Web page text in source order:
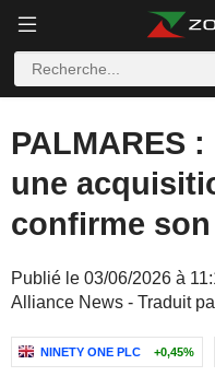
PALMARES
une
confirme
Publié le 03/06/2026 à
Alliance News - Traduit
NINETY ONE PLC +0,45%